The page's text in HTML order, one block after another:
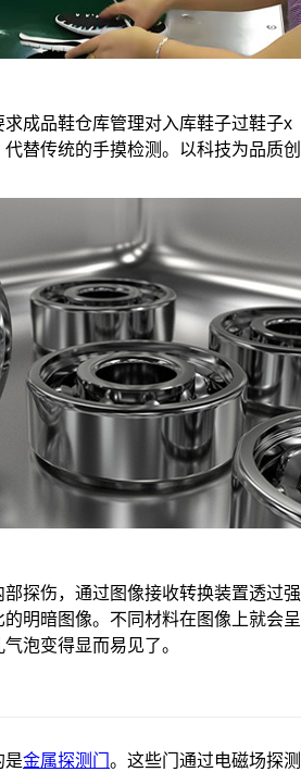
成品鞋仓库管理对入库鞋子过鞋子x
替传统的手摸检测。以科技为品质创
探伤，通过图像接收转换装置透过强
明暗图像。不同材料在图像上就会呈
泡变得显而易见了。
是金属探测门 。这些门通过电磁场探测